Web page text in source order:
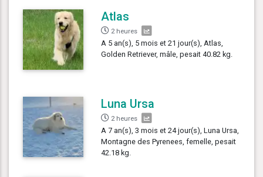
Atlas
2 heures
A 5 an(s), 5 mois et 21 jour(s), Atlas,
Golden Retriever, mâle, pesait 40.82 kg.
Luna Ursa
2 heures
A 7 an(s), 3 mois et 24 jour(s), Luna Ursa,
Montagne des Pyrenees, femelle, pesait
42.18 kg.